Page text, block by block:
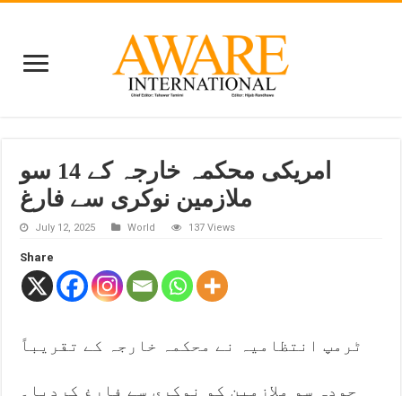
امریکی محکمہ خارجہ کے 14 سو
ملازمین نوکری سے فارغ
July 12, 2025 World 137 Views
Share
ٹرمپ انتظامیہ نے محکمہ خارجہ کے تقریباً
چودہ سو ملازمین کو نوکری سے فارغ کردیا۔